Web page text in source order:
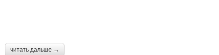
читать дальше →